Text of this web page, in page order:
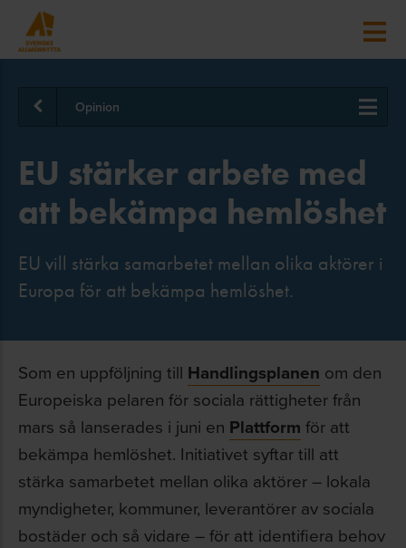
Opinion
EU stärker arbete med
att bekämpa hemlöshet
EU vill stärka samarbetet mellan olika aktörer i
Europa för att bekämpa hemlöshet.
Som en uppföljning till Handlingsplanen om den
Europeiska pelaren för sociala rättigheter från
mars så lanserades i juni en Plattform för att
bekämpa hemlöshet. Initiativet syftar till att
stärka samarbetet mellan olika aktörer – lokala
myndigheter, kommuner, leverantörer av sociala
bostäder och så vidare – för att identifiera behov